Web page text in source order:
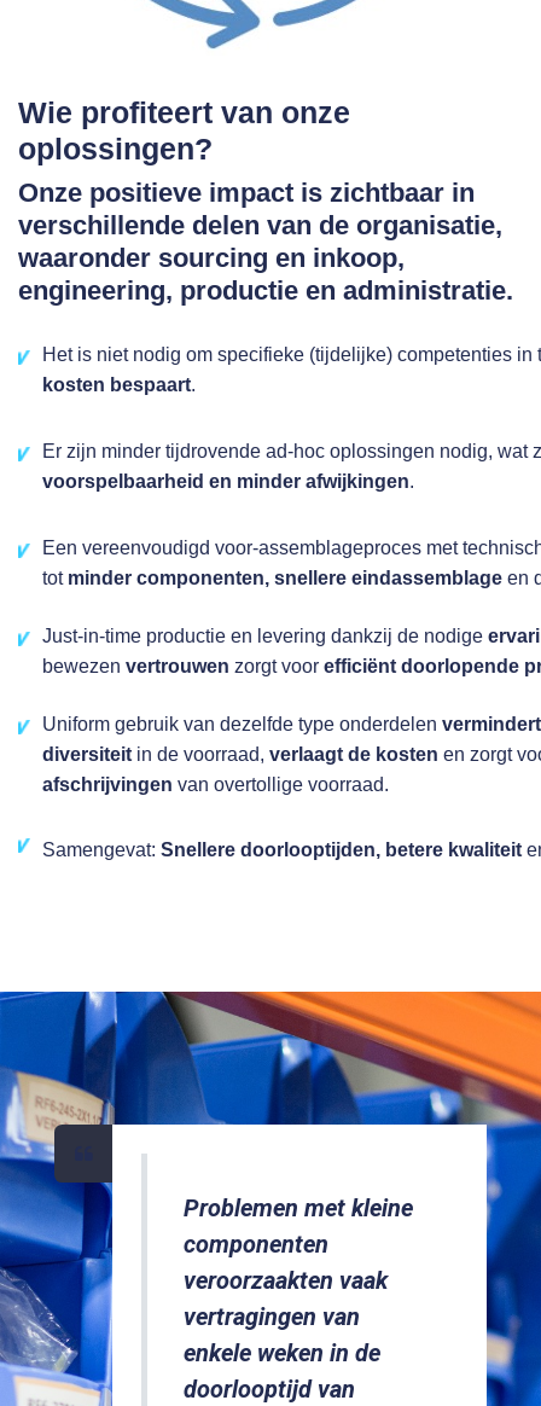
Wie profiteert van onze
oplossingen?
Onze positieve impact is zichtbaar in
verschillende delen van de organisatie,
waaronder sourcing en inkoop,
engineering, productie en administratie.
Het is niet nodig om specifieke (tijdelijke) competenties
kosten bespaart.
Er zijn minder tijdrovende ad-hoc oplossingen nodig, wat
voorspelbaarheid en minder afwijkingen.
Een vereenvoudigd voor-assemblageproces met
tot minder componenten, snellere eindassemblage en
Just-in-time productie en levering dankzij de nodige
bewezen vertrouwen zorgt voor efficiënt doorlopende
Uniform gebruik van dezelfde type onderdelen
diversiteit in de voorraad, verlaagt de kosten en zorgt
afschrijvingen van overtollige voorraad.
Samengevat: Snellere doorlooptijden, betere kwaliteit
Problemen met kleine
componenten
veroorzaakten vaak
vertragingen van
enkele weken in de
doorlooptijd van